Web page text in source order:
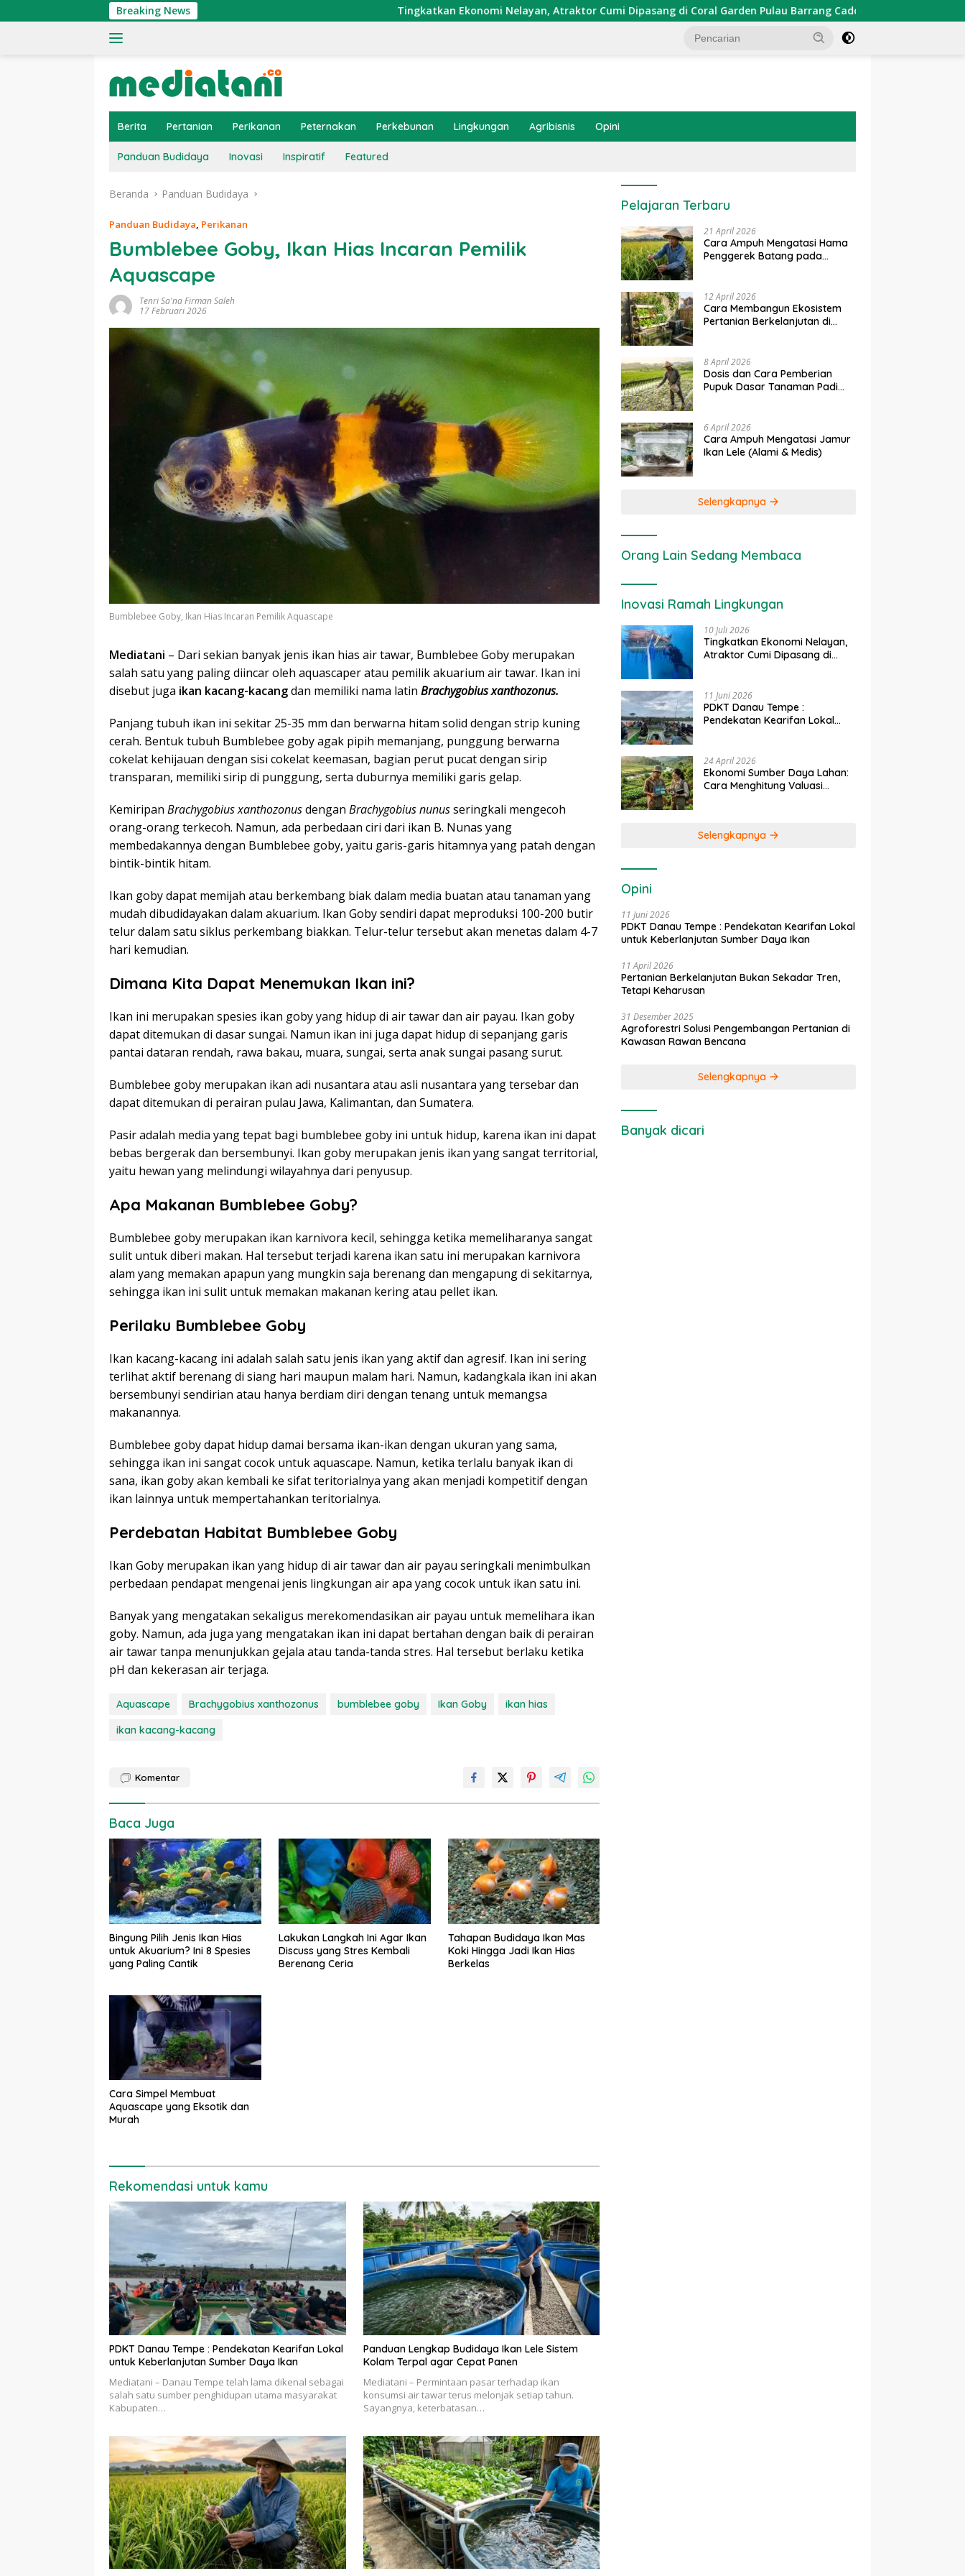
ke
Breaking News Tingkatkan Ekonomi Nelayan, Atraktor Cumi Dipasang di Coral Garden Pulau Barrang Caddi PDKT Danau Tempe :
Berita Pertanian Perikanan Peternakan Perkebunan Lingkungan Agribisnis Opini
Panduan Budidaya Inovasi Inspiratif Featured
Beranda Panduan Budidaya
Panduan Budidaya, Perikanan
Bumblebee Goby, Ikan Hias Incaran Pemilik
Aquascape
Tenri Sa'na Firman Saleh
17 Februari 2026
Bumblebee Goby, Ikan Hias Incaran Pemilik Aquascape
Mediatani – Dari sekian banyak jenis ikan hias air tawar, Bumblebee Goby merupakan
salah satu yang paling diincar oleh aquascaper atau pemilik akuarium air tawar. Ikan ini
disebut juga ikan kacang-kacangdan memiliki nama latin Brachygobius xanthozonus.
Panjang tubuh ikan ini sekitar 25-35 mm dan berwarna hitam solid dengan strip kuning
cerah. Bentuk tubuh Bumblebee goby agak pipih memanjang, punggung berwarna
cokelat kehijauan dengan sisi cokelat keemasan, bagian perut pucat dengan sirip
transparan, memiliki sirip di punggung, serta duburnya memiliki garis gelap.
Kemiripan Brachygobius xanthozonusdengan Brachygobius nunusseringkali mengecoh
orang-orang terkecoh. Namun, ada perbedaan ciri dari ikan B. Nunas yang
membedakannya dengan Bumblebee goby, yaitu garis-garis hitamnya yang patah dengan
bintik-bintik hitam.
Ikan goby dapat memijah atau berkembang biak dalam media buatan atau tanaman yang
mudah dibudidayakan dalam akuarium. Ikan Goby sendiri dapat meproduksi 100-200 butir
telur dalam satu siklus perkembang biakkan. Telur-telur tersebut akan menetas dalam 4-7
hari kemudian.
Dimana Kita Dapat Menemukan Ikan ini?
Ikan ini merupakan spesies ikan goby yang hidup di air tawar dan air payau. Ikan goby
dapat ditemukan di dasar sungai. Namun ikan ini juga dapat hidup di sepanjang garis
pantai dataran rendah, rawa bakau, muara, sungai, serta anak sungai pasang surut.
Bumblebee goby merupakan ikan adi nusantara atau asli nusantara yang tersebar dan
dapat ditemukan di perairan pulau Jawa, Kalimantan, dan Sumatera.
Pasir adalah media yang tepat bagi bumblebee goby ini untuk hidup, karena ikan ini dapat
bebas bergerak dan bersembunyi. Ikan goby merupakan jenis ikan yang sangat territorial,
yaitu hewan yang melindungi wilayahnya dari penyusup.
Apa Makanan Bumblebee Goby?
Bumblebee goby merupakan ikan karnivora kecil, sehingga ketika memeliharanya sangat
sulit untuk diberi makan. Hal tersebut terjadi karena ikan satu ini merupakan karnivora
alam yang memakan apapun yang mungkin saja berenang dan mengapung di sekitarnya,
sehingga ikan ini sulit untuk memakan makanan kering atau pellet ikan.
Perilaku Bumblebee Goby
Ikan kacang-kacang ini adalah salah satu jenis ikan yang aktif dan agresif. Ikan ini sering
terlihat aktif berenang di siang hari maupun malam hari. Namun, kadangkala ikan ini akan
bersembunyi sendirian atau hanya berdiam diri dengan tenang untuk memangsa
makanannya.
Bumblebee goby dapat hidup damai bersama ikan-ikan dengan ukuran yang sama,
sehingga ikan ini sangat cocok untuk aquascape. Namun, ketika terlalu banyak ikan di
sana, ikan goby akan kembali ke sifat teritorialnya yang akan menjadi kompetitif dengan
ikan lainnya untuk mempertahankan teritorialnya.
Perdebatan Habitat Bumblebee Goby
Ikan Goby merupakan ikan yang hidup di air tawar dan air payau seringkali menimbulkan
perbedaan pendapat mengenai jenis lingkungan air apa yang cocok untuk ikan satu ini.
Banyak yang mengatakan sekaligus merekomendasikan air payau untuk memelihara ikan
goby. Namun, ada juga yang mengatakan ikan ini dapat bertahan dengan baik di perairan
air tawar tanpa menunjukkan gejala atau tanda-tanda stres. Hal tersebut berlaku ketika
pH dan kekerasan air terjaga.
Aquascape Brachygobius xanthozonus bumblebee goby Ikan Goby
ikan hias
ikan kacang-kacang
Komentar
Baca Juga
Bingung Pilih Jenis Ikan Hias
untuk Akuarium? Ini 8 Spesies
yang Paling Cantik
Lakukan Langkah Ini Agar Ikan
Discuss yang Stres Kembali
Berenang Ceria
Tahapan Budidaya Ikan Mas
Koki Hingga Jadi Ikan Hias
Berkelas
Cara Simpel Membuat
Aquascape yang Eksotik dan
Murah
Rekomendasi untuk kamu
PDKT Danau Tempe : Pendekatan Kearifan Lokal
untuk Keberlanjutan Sumber Daya Ikan
Mediatani – Danau Tempe telah lama dikenal sebagai
salah satu sumber penghidupan utama masyarakat
Kabupaten…
Panduan Lengkap Budidaya Ikan Lele Sistem
Kolam Terpal agar Cepat Panen
Mediatani – Permintaan pasar terhadap ikan
konsumsi air tawar terus melonjak setiap tahun.
Sayangnya, keterbatasan…
Pelajaran Terbaru
21 April 2026
Cara Ampuh Mengatasi Hama
Penggerek Batang pada
12 April 2026
Cara Membangun Ekosistem
Pertanian Berkelanjutan di
8 April 2026
Dosis dan Cara Pemberian
Pupuk Dasar Tanaman Padi
6 April 2026
Cara Ampuh Mengatasi Jamur
Ikan Lele (Alami & Medis)
Selengkapnya
Orang Lain Sedang Membaca
Inovasi Ramah Lingkungan
10 Juli 2026
Tingkatkan Ekonomi Nelayan,
Atraktor Cumi Dipasang di
11 Juni 2026
PDKT Danau Tempe :
Pendekatan Kearifan Lokal
24 April 2026
Ekonomi Sumber Daya Lahan:
Cara Menghitung Valuasi
Selengkapnya
Opini
11 Juni 2026
PDKT Danau Tempe : Pendekatan Kearifan Lokal
untuk Keberlanjutan Sumber Daya Ikan
11 April 2026
Pertanian Berkelanjutan Bukan Sekadar Tren,
Tetapi Keharusan
31 Desember 2025
Agroforestri Solusi Pengembangan Pertanian di
Kawasan Rawan Bencana
Selengkapnya
Banyak dicari